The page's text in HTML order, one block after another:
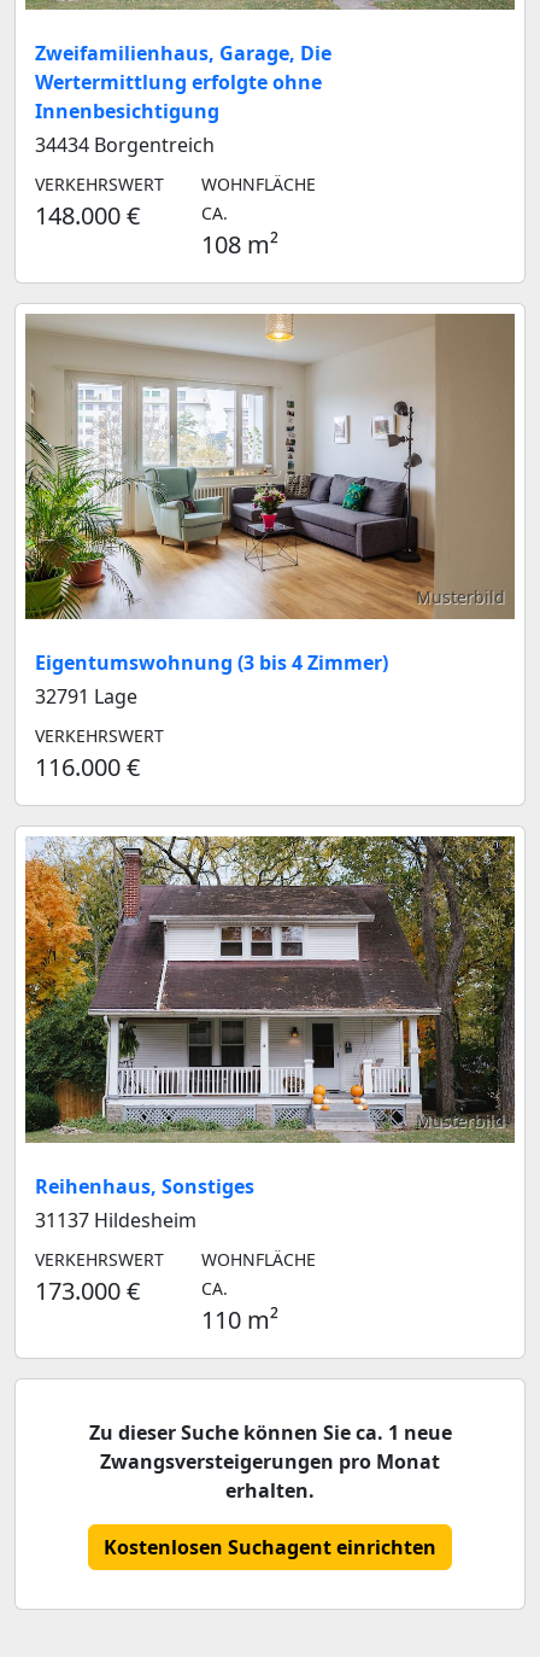
Zweifamilienhaus, Garage, Die
Wertermittlung erfolgte ohne
Innenbesichtigung
34434 Borgentreich
VERKEHRSWERT
148.000 €
WOHNFLÄCHE
CA.
108 m²
Musterbild
Eigentumswohnung (3 bis 4 Zimmer)
32791 Lage
VERKEHRSWERT
116.000 €
Musterbild
Reihenhaus, Sonstiges
31137 Hildesheim
VERKEHRSWERT
173.000 €
WOHNFLÄCHE
CA.
110 m²
Zu dieser Suche können Sie ca. 1 neue
Zwangsversteigerungen pro Monat
erhalten.
Kostenlosen Suchagent einrichten